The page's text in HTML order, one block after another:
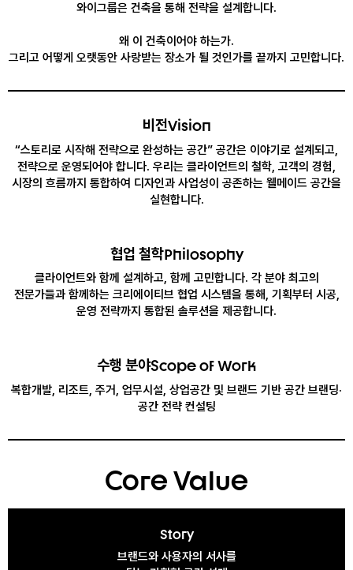
와이그룹은 건축을 통해 전략을 설계합니다.
왜 이 건축이어야 하는가.
그리고 어떻게 오랫동안 사랑받는 장소가 될 것인가를 끝까지 고민합니다.
비전Vision
“스토리로 시작해 전략으로 완성하는 공간” 공간은 이야기로 설계되고,
전략으로 운영되어야 합니다. 우리는 클라이언트의 철학, 고객의 경험,
시장의 흐름까지 통합하여 디자인과 사업성이 공존하는 웰메이드 공간을
실현합니다.
협업 철학Philosophy
클라이언트와 함께 설계하고, 함께 고민합니다. 각 분야 최고의
전문가들과 함께하는 크리에이티브 협업 시스템을 통해, 기획부터 시공,
운영 전략까지 통합된 솔루션을 제공합니다.
수행 분야Scope of Work
복합개발, 리조트, 주거, 업무시설, 상업공간 및 브랜드 기반 공간 브랜딩·
공간 전략 컨설팅
Core Value
Story
브랜드와 사용자의 서사를